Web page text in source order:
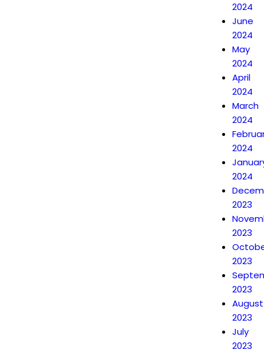
2024
June
2024
May
2024
April
2024
March
2024
2024
2024
2023
2023
2023
2023
August
2023
July
2023